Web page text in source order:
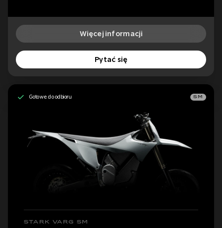
Więcej informacji
Pytać się
Gotowe do odbioru SM
STARK VARG SM